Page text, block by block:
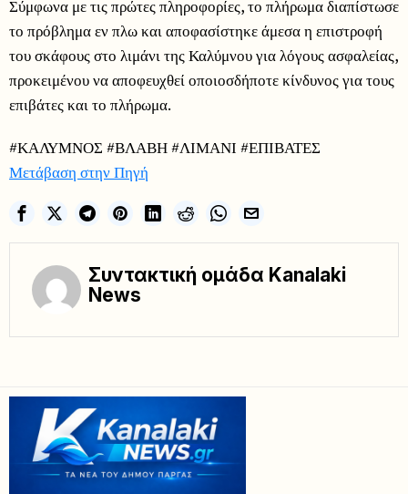
Σύμφωνα με τις πρώτες πληροφορίες, το πλήρωμα διαπίστωσε
το πρόβλημα εν πλω και αποφασίστηκε άμεσα η επιστροφή
του σκάφους στο λιμάνι της Καλύμνου για λόγους ασφαλείας,
προκειμένου να αποφευχθεί οποιοσδήποτε κίνδυνος για τους
επιβάτες και το πλήρωμα.
#ΚΑΛΥΜΝΟΣ #ΒΛΑΒΗ #ΛΙΜΑΝΙ #ΕΠΙΒΑΤΕΣ
Μετάβαση στην Πηγή
Συντακτική ομάδα Kanalaki
News